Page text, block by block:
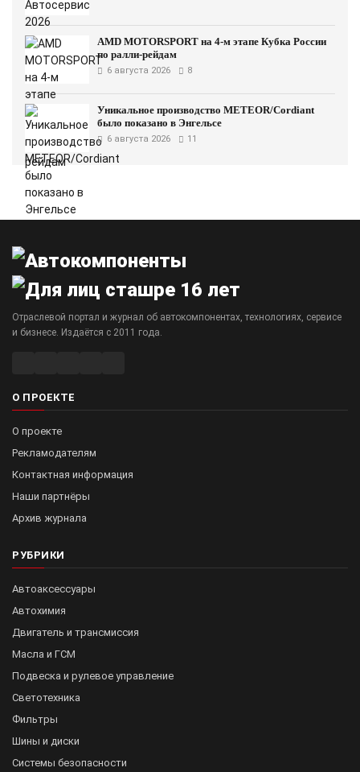
AMD MOTORSPORT на 4-м этапе Кубка России
по ралли-рейдам
6 августа 2026 8
Уникальное производство METEOR/Cordiant
было показано в Энгельсе
6 августа 2026 11
Отраслевой портал и журнал об автокомпонентах, технологиях, сервисе
и бизнесе. Издаётся с 2011 года.
О ПРОЕКТЕ
О проекте
Рекламодателям
Контактная информация
Наши партнёры
Архив журнала
РУБРИКИ
Автоаксессуары
Автохимия
Двигатель и трансмиссия
Масла и ГСМ
Подвеска и рулевое управление
Светотехника
Фильтры
Шины и диски
Системы безопасности